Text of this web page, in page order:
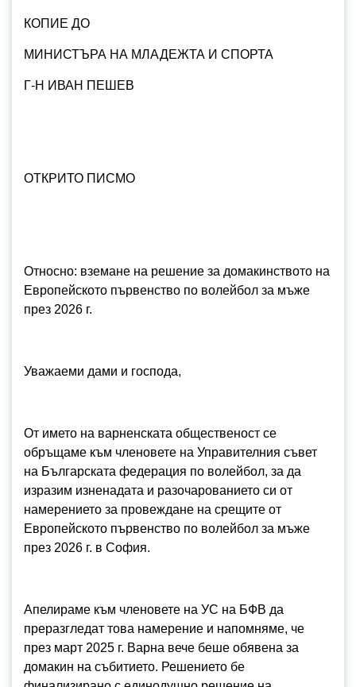
КОПИЕ ДО
МИНИСТЪРА НА МЛАДЕЖТА И СПОРТА
Г-Н ИВАН ПЕШЕВ
ОТКРИТО ПИСМО
Относно: вземане на решение за домакинството на
Европейското първенство по волейбол за мъже
през 2026 г.
Уважаеми дами и господа,
От името на варненската общественост се
обръщаме към членовете на Управителния съвет
на Българската федерация по волейбол, за да
изразим изненадата и разочарованието си от
намерението за провеждане на срещите от
Европейското първенство по волейбол за мъже
през 2026 г. в София.
Апелираме към членовете на УС на БФВ да
преразгледат това намерение и напомняме, че
през март 2025 г. Варна вече беше обявена за
домакин на събитието. Решението бе